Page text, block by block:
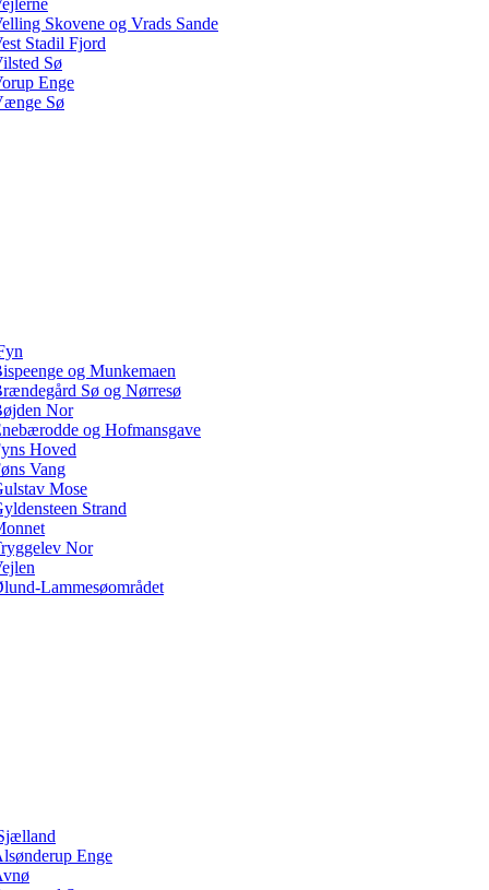
Skovene og Vrads Sande
Stadil Fjord
Sø
Enge
Sø
og Munkemaen
Sø og Nørresø
Nor
og Hofmansgave
Hoved
Vang
Mose
Strand
Nor
Lammesøområdet
Enge